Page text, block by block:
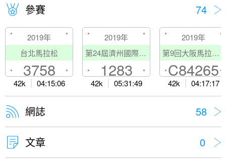
參賽 74
2019年
台北馬拉松
3758
42k 04:15:06
2019年
第24屆濟州國際旅遊節馬拉松賽
1283
42k 05:31:49
2019年
第9回大阪馬拉松／Osaka Marathon
C84265
42k 04:17:17
網誌 58
文章 0